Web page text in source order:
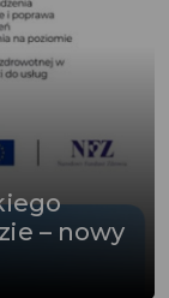
– nowy